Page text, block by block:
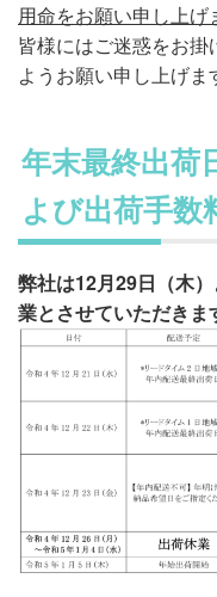
用命をお願い申し上げ
皆様にはご迷惑をお
ようお願い申し上げま
年末最終出荷
よび出荷手数
弊社は12月29日（木
業とさせていただきま